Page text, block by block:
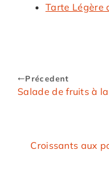
Tarte Légère
Précedent
Salade de fruits à
Croissants aux